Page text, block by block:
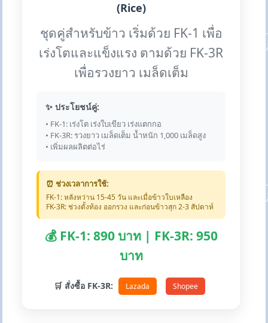
(Rice)
ชุดคู่สำหรับข้าว เริ่มด้วย FK-1 เพื่อ
เร่งโตและแข็งแรง ตามด้วย FK-3R
เพื่อรวงยาว เมล็ดเต็ม
✨ ประโยชน์คู่:
• FK-1: เร่งโต เร่งใบเขียว เร่งแตกกอ
• FK-3R: รวงยาว เมล็ดเต็ม น้ำหนัก 1,000 เมล็ดสูง
• เพิ่มผลผลิตต่อไร่
⏰ ช่วงเวลาการใช้:
FK-1: หลังหว่าน 15-45 วัน และเมื่อข้าวใบเหลือง
FK-3R: ช่วงตั้งท้อง ออกรวง และก่อนข้าวสุก 2-3 สัปดาห์
💰 FK-1: 890 บาท | FK-3R: 950
บาท
🛒 สั่งซื้อ FK-3R: Lazada Shopee